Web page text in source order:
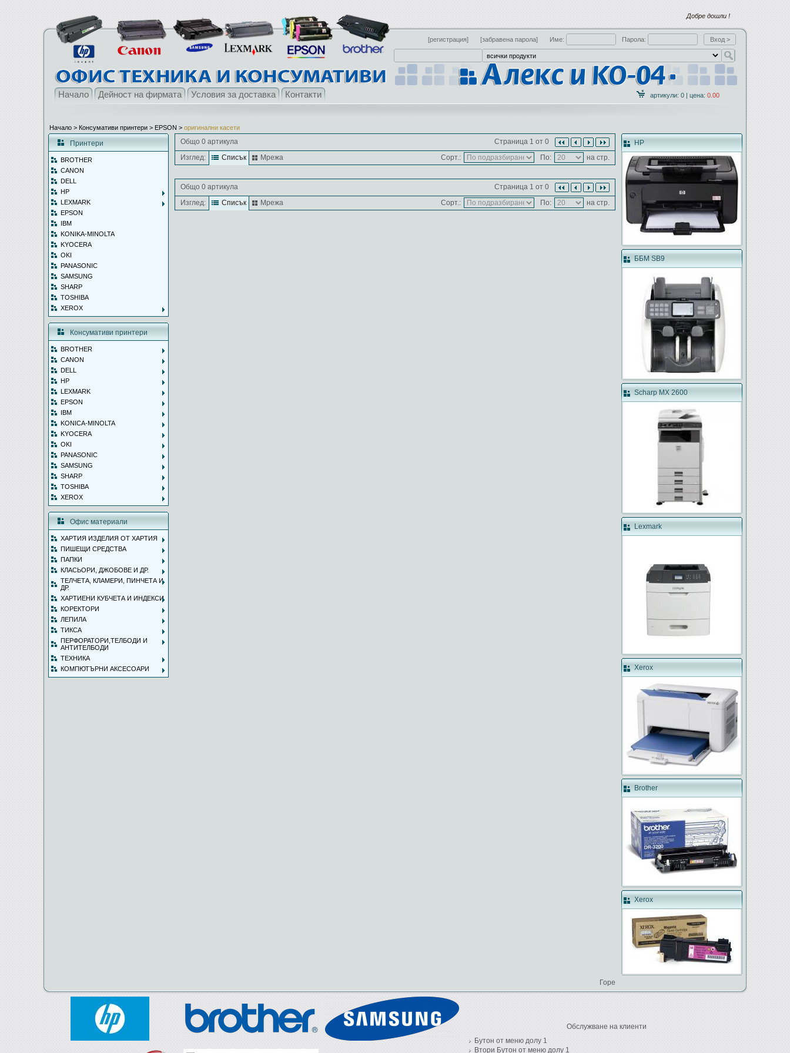
Добре дошли !
[регистрация] [забравена парола] Име: Парола:
Начало Дейност на фирмата Условия за доставка Контакти артикули: 0 | цена: 0.00
Начало > Консумативи принтери > EPSON > оригинални касети
Принтери
BROTHER
CANON
DELL
HP
LEXMARK
EPSON
IBM
KONIKA-MINOLTA
KYOCERA
OKI
PANASONIC
SAMSUNG
SHARP
TOSHIBA
XEROX
Консумативи принтери
BROTHER
CANON
DELL
HP
LEXMARK
EPSON
IBM
KONICA-MINOLTA
KYOCERA
OKI
PANASONIC
SAMSUNG
SHARP
TOSHIBA
XEROX
Офис материали
ХАРТИЯ ИЗДЕЛИЯ ОТ ХАРТИЯ
ПИШЕЩИ СРЕДСТВА
ПАПКИ
КЛАСЬОРИ, ДЖОБОВЕ И ДР.
ТЕЛЧЕТА, КЛАМЕРИ, ПИНЧЕТА И
ДР.
ХАРТИЕНИ КУБЧЕТА И ИНДЕКСИ
КОРЕКТОРИ
ЛЕПИЛА
ТИКСА
ПЕРФОРАТОРИ,ТЕЛБОДИ И
АНТИТЕЛБОДИ
ТЕХНИКА
КОМПЮТЪРНИ АКСЕСОАРИ
Общо 0 артикула
Страница 1 от 0
Изглед:
Списък Мрежа Сорт.: По: на стр.
Общо 0 артикула
Страница 1 от 0
Изглед:
Списък Мрежа Сорт.: По: на стр.
HP
ББМ SB9
Scharp MX 2600
Lexmark
Xerox
Brother
Xerox
Горе
Обслужване на клиенти
Бутон от меню долу 1
Втори Бутон от меню долу 1